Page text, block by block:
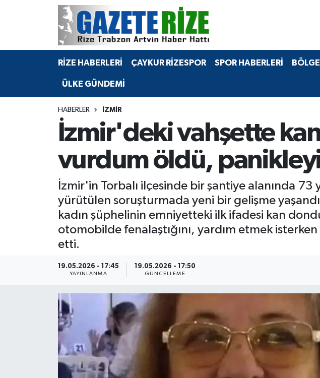
RİZE HABERLERİ ÇAYKUR RİZESPOR SPOR HABERLERİ
ÜLKE GÜNDEMİ
HABERLER İZMIR
İzmir'deki vahşette
vurdum öldü,
İzmir'in Torbalı ilçesinde bir şantiye alanında 73
yürütülen soruşturmada yeni bir gelişme
kadın şüphelinin emniyetteki ilk ifadesi kan
otomobilde fenalaştığını, yardım etmek
etti.
19.05.2026 - 17:45
YAYINLANMA
19.05.2026 - 17:50
GÜNCELLEME
BÖLGEMİZ
Bilim Teknoloji
Advertising news
Canlı Maç
Dış Haberler
EĞİTİM
EKONOMİ
English News
Merkez Nöbetçi Eczaneler
Merkez Hava Durumu
Merkez Trafik Yoğunluk Haritası
Tüm Manşetler
Son Dakika Haberleri
Haber Arşivi